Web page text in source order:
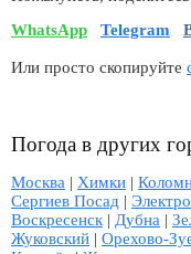
WhatsApp
Telegram
Или просто скопируйте
Погода в других
Москва | Химки |
Сергиев Посад |
Воскресенск| Дубна |
Жуковский | Орехово-